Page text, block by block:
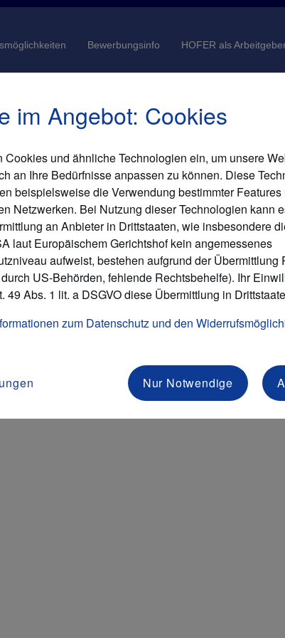
Bewerbungsinfo HOFER als
Security Policy
© 2026 HOFER KG
im Angebot: Cookies
Cookies und ähnliche Technologien ein, um unsere
an Ihre Bedürfnisse anpassen zu können. Diese
beispielsweise die Verwendung bestimmter Features
Netzwerken. Bei Nutzung dieser Technologien kann
an Anbieter in Drittstaaten, wie insbesondere
laut Europäischem Gerichtshof kein angemessenes
aufweist, bestehen aufgrund der Übermittlung
US-Behörden, fehlende Rechtsbehelfe). Ihr
49 Abs. 1 lit. a DSGVO diese Übermittlung in
zum Datenschutz und den
Nur Notwendige